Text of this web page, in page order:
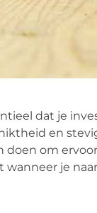
dat je
en
om
je